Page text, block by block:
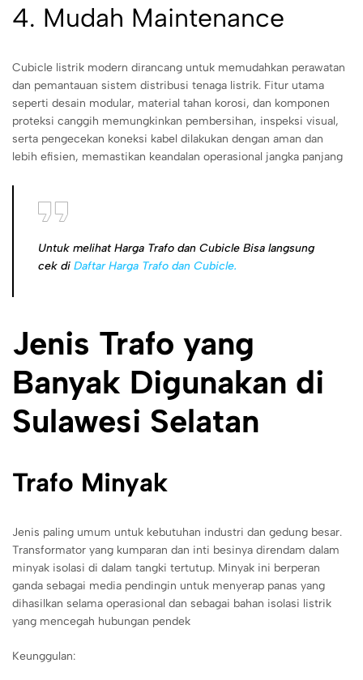
4. Mudah Maintenance
Cubicle listrik modern dirancang untuk memudahkan perawatan
dan pemantauan sistem distribusi tenaga listrik. Fitur utama
seperti desain modular, material tahan korosi, dan komponen
proteksi canggih memungkinkan pembersihan, inspeksi visual,
serta pengecekan koneksi kabel dilakukan dengan aman dan
lebih efisien, memastikan keandalan operasional jangka panjang
Untuk melihat Harga Trafo dan Cubicle Bisa langsung
cek di Daftar Harga Trafo dan Cubicle.
Jenis Trafo yang
Banyak Digunakan di
Sulawesi Selatan
Trafo Minyak
Jenis paling umum untuk kebutuhan industri dan gedung besar.
Transformator yang kumparan dan inti besinya direndam dalam
minyak isolasi di dalam tangki tertutup. Minyak ini berperan
ganda sebagai media pendingin untuk menyerap panas yang
dihasilkan selama operasional dan sebagai bahan isolasi listrik
yang mencegah hubungan pendek
Keunggulan: